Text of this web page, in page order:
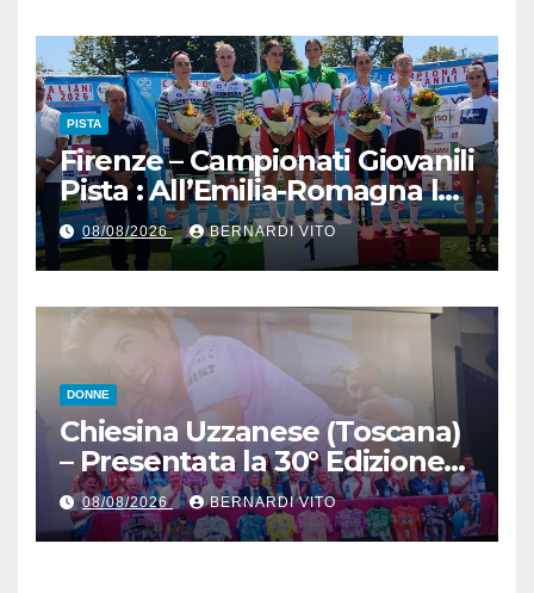
il signor Gianmario Gatti
(Segretario VC Novarese), per
la cortese collaborazione
tecnica
PISTA
Firenze – Campionati Giovanili
Pista : All’Emilia-Romagna la
Maglia Tricolore Madison
“Donne Allieve”
08/08/2026 BERNARDI VITO
DONNE
Chiesina Uzzanese (Toscana)
– Presentata la 30° Edizione
del Giro della Toscana
Femminile : Si disputerà dal
27 al 30 Agosto 2026
08/08/2026 BERNARDI VITO